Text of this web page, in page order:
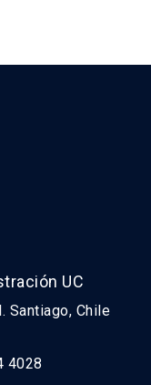
UC
Santiago, Chile
4028